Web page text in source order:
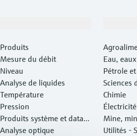
Produits
Mesure du débit
Niveau
Analyse de liquides
Température
Pression
Produits système et data
managers
Analyse optique
Eau,
Pétrole
Sciences
Chimie
Mine,
Utilités -